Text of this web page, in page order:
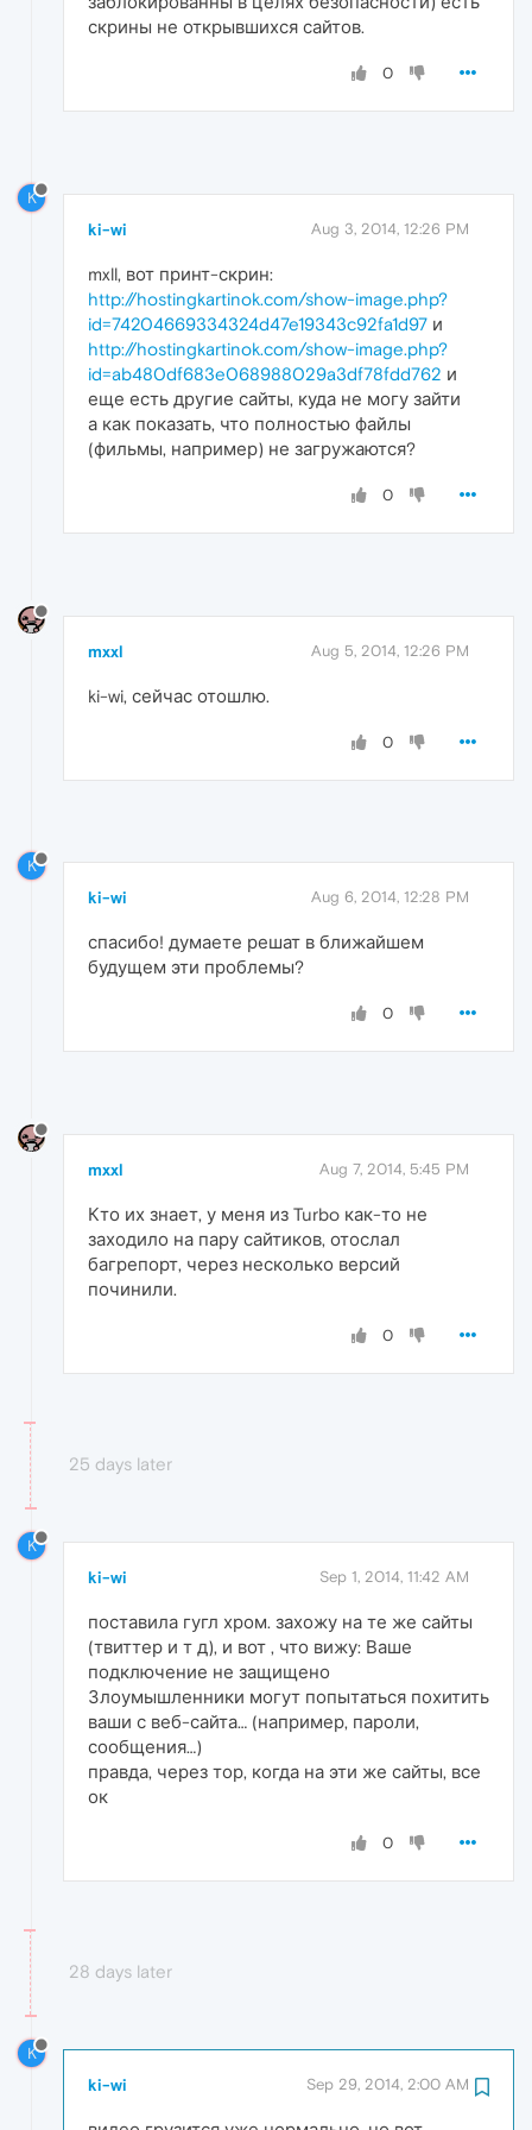
скрины не открывшихся сайтов.
0
K
ki-wi Aug 3, 2014, 12:26 PM
mxll, вот принт-скрин:
http://hostingkartinok.com/show-image.php?
id=74204669334324d47e19343c92fa1d97 и
http://hostingkartinok.com/show-image.php?
id=ab480df683e068988029a3df78fdd762 и
еще есть другие сайты, куда не могу зайти
а как показать, что полностью файлы
(фильмы, например) не загружаются?
0
mxxl Aug 5, 2014, 12:26 PM
ki-wi, сейчас отошлю.
0
K
ki-wi Aug 6, 2014, 12:28 PM
спасибо! думаете решат в ближайшем
будущем эти проблемы?
0
mxxl Aug 7, 2014, 5:45 PM
Кто их знает, у меня из Turbo как-то не
заходило на пару сайтиков, отослал
багрепорт, через несколько версий
починили.
0
25 days later
K
ki-wi Sep 1, 2014, 11:42 AM
поставила гугл хром. захожу на те же сайты
(твиттер и т д), и вот , что вижу: Ваше
подключение не защищено
Злоумышленники могут попытаться похитить
ваши с веб-сайта… (например, пароли,
сообщения…)
правда, через тор, когда на эти же сайты, все
ок
0
28 days later
K
ki-wi Sep 29, 2014, 2:00 AM